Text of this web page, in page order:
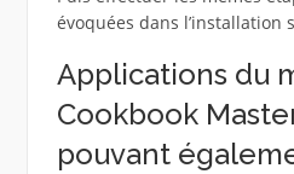
évoquées dans l’installation
Applications du
Cookbook
pouvant